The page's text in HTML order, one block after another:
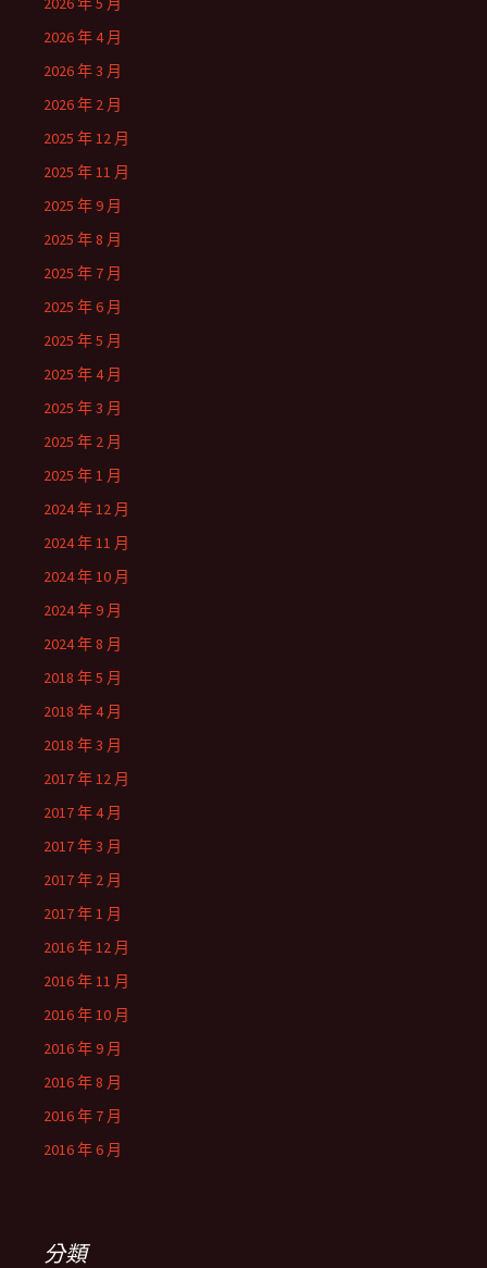
2026 年 4 月
2026 年 3 月
2026 年 2 月
2025 年 12 月
2025 年 11 月
2025 年 9 月
2025 年 8 月
2025 年 7 月
2025 年 6 月
2025 年 5 月
2025 年 4 月
2025 年 3 月
2025 年 2 月
2025 年 1 月
2024 年 12 月
2024 年 11 月
2024 年 10 月
2024 年 9 月
2024 年 8 月
2018 年 5 月
2018 年 4 月
2018 年 3 月
2017 年 12 月
2017 年 4 月
2017 年 3 月
2017 年 2 月
2017 年 1 月
2016 年 12 月
2016 年 11 月
2016 年 10 月
2016 年 9 月
2016 年 8 月
2016 年 7 月
2016 年 6 月
分類